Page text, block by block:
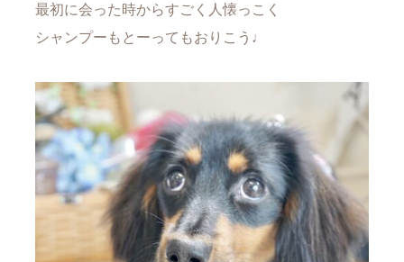
最初に会った時からすごく人懐っこく
シャンプーもとーってもおりこう♩